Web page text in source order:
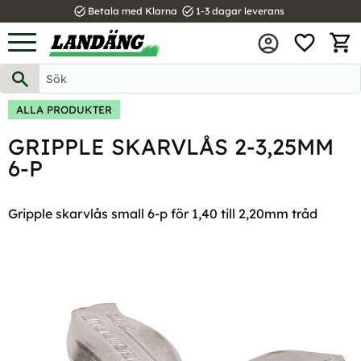
Meny
task_alt Betala med Klarna task_alt 1-3 dagar leverans
ALLA PRODUKTER
GRIPPLE SKARVLÅS 2-3,25MM
6-P
Gripple skarvlås small 6-p för 1,40 till 2,20mm tråd